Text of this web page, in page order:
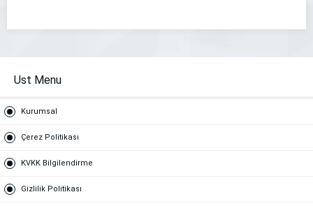
Ust Menu
Kurumsal
Çerez Politikası
KVKK Bilgilendirme
Gizlilik Politikası